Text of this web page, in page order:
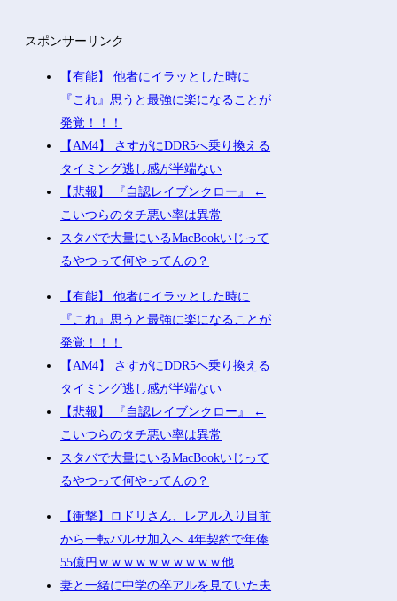
スポンサーリンク
【有能】 他者にイラッとした時に
『これ』思うと最強に楽になることが
発覚！！！
【AM4】 さすがにDDR5へ乗り換える
タイミング逃し感が半端ない
【悲報】 『自認レイブンクロー』 ←
こいつらのタチ悪い率は異常
スタバで大量にいるMacBookいじって
るやつって何やってんの？
【有能】 他者にイラッとした時に
『これ』思うと最強に楽になることが
発覚！！！
【AM4】 さすがにDDR5へ乗り換える
タイミング逃し感が半端ない
【悲報】 『自認レイブンクロー』 ←
こいつらのタチ悪い率は異常
スタバで大量にいるMacBookいじって
るやつって何やってんの？
【衝撃】ロドリさん、レアル入り目前
から一転バルサ加入へ 4年契約で年俸
55億円ｗｗｗｗｗｗｗｗｗｗ他
妻と一緒に中学の卒アルを見ていた夫